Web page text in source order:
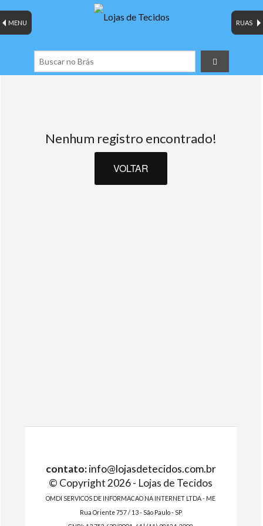
RUAS
MENU
Nenhum registro encontrado!
VOLTAR
contato: info@lojasdetecidos.com.br
© Copyright 2026 - Lojas de Tecidos
OMDI SERVICOS DE INFORMACAO NA INTERNET LTDA - ME
Rua Oriente 757 / 13 - São Paulo - SP